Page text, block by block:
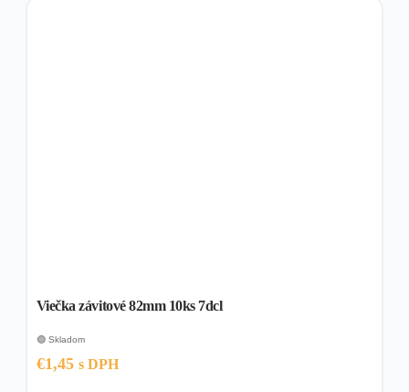
Viečka závitové 82mm 10ks 7dcl
🟢 Skladom
€1,45 s DPH